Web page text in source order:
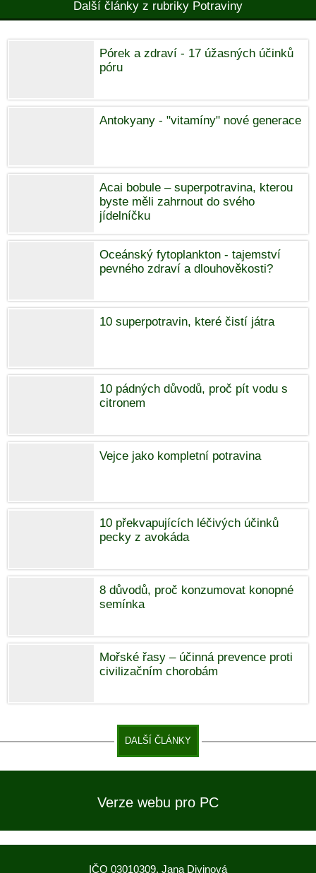
Další články z rubriky Potraviny
Pórek a zdraví - 17 úžasných účinků
póru
Antokyany - "vitamíny" nové generace
Acai bobule – superpotravina, kterou
byste měli zahrnout do svého
jídelníčku
Oceánský fytoplankton - tajemství
pevného zdraví a dlouhověkosti?
10 superpotravin, které čistí játra
10 pádných důvodů, proč pít vodu s
citronem
Vejce jako kompletní potravina
10 překvapujících léčivých účinků
pecky z avokáda
8 důvodů, proč konzumovat konopné
semínka
Mořské řasy – účinná prevence proti
civilizačním chorobám
DALŠÍ ČLÁNKY
Verze webu pro PC
IČO 03010309, Jana Divinová